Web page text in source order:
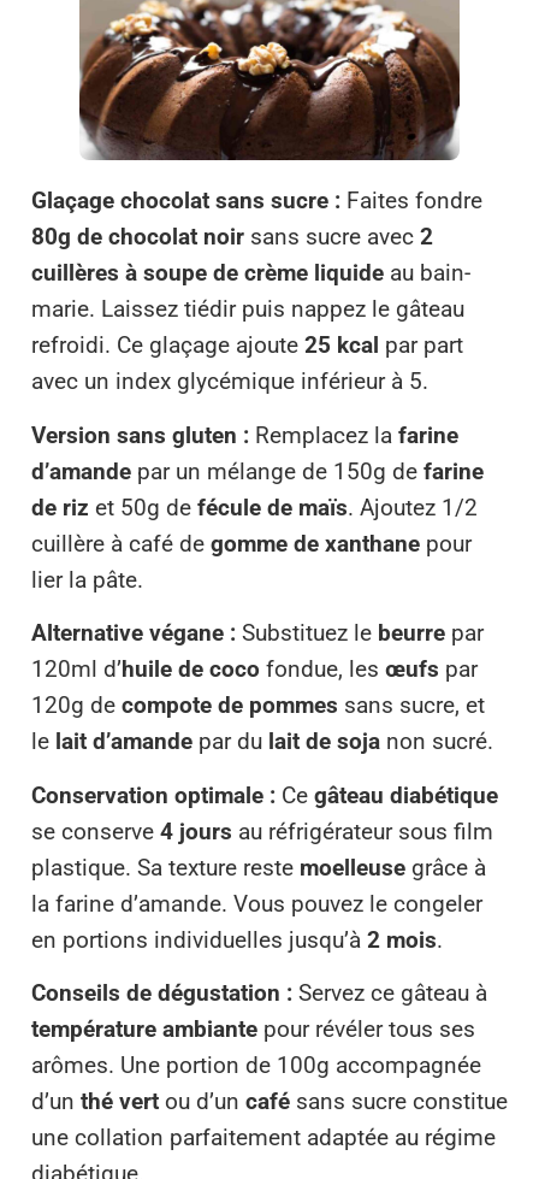
Glaçage chocolat sans sucre : Faites fondre
80g de chocolat noir sans sucre avec 2
cuillères à soupe de crème liquide au bain-
marie. Laissez tiédir puis nappez le gâteau
refroidi. Ce glaçage ajoute 25 kcal par part
avec un index glycémique inférieur à 5.
Version sans gluten : Remplacez la farine
d’amande par un mélange de 150g de farine
de riz et 50g de fécule de maïs. Ajoutez 1/2
cuillère à café de gomme de xanthane pour
lier la pâte.
Alternative végane : Substituez le beurre par
120ml d’huile de coco fondue, les œufs par
120g de compote de pommes sans sucre, et
le lait d’amande par du lait de soja non sucré.
Conservation optimale : Ce gâteau diabétique
se conserve 4 jours au réfrigérateur sous film
plastique. Sa texture reste moelleuse grâce à
la farine d’amande. Vous pouvez le congeler
en portions individuelles jusqu’à 2 mois.
Conseils de dégustation : Servez ce gâteau à
température ambiante pour révéler tous ses
arômes. Une portion de 100g accompagnée
d’un thé vert ou d’un café sans sucre constitue
une collation parfaitement adaptée au régime